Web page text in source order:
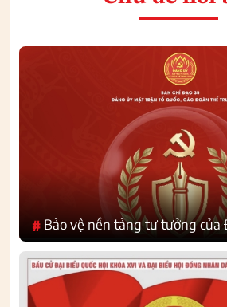
# Bảo vệ nền tảng tư tưởng của